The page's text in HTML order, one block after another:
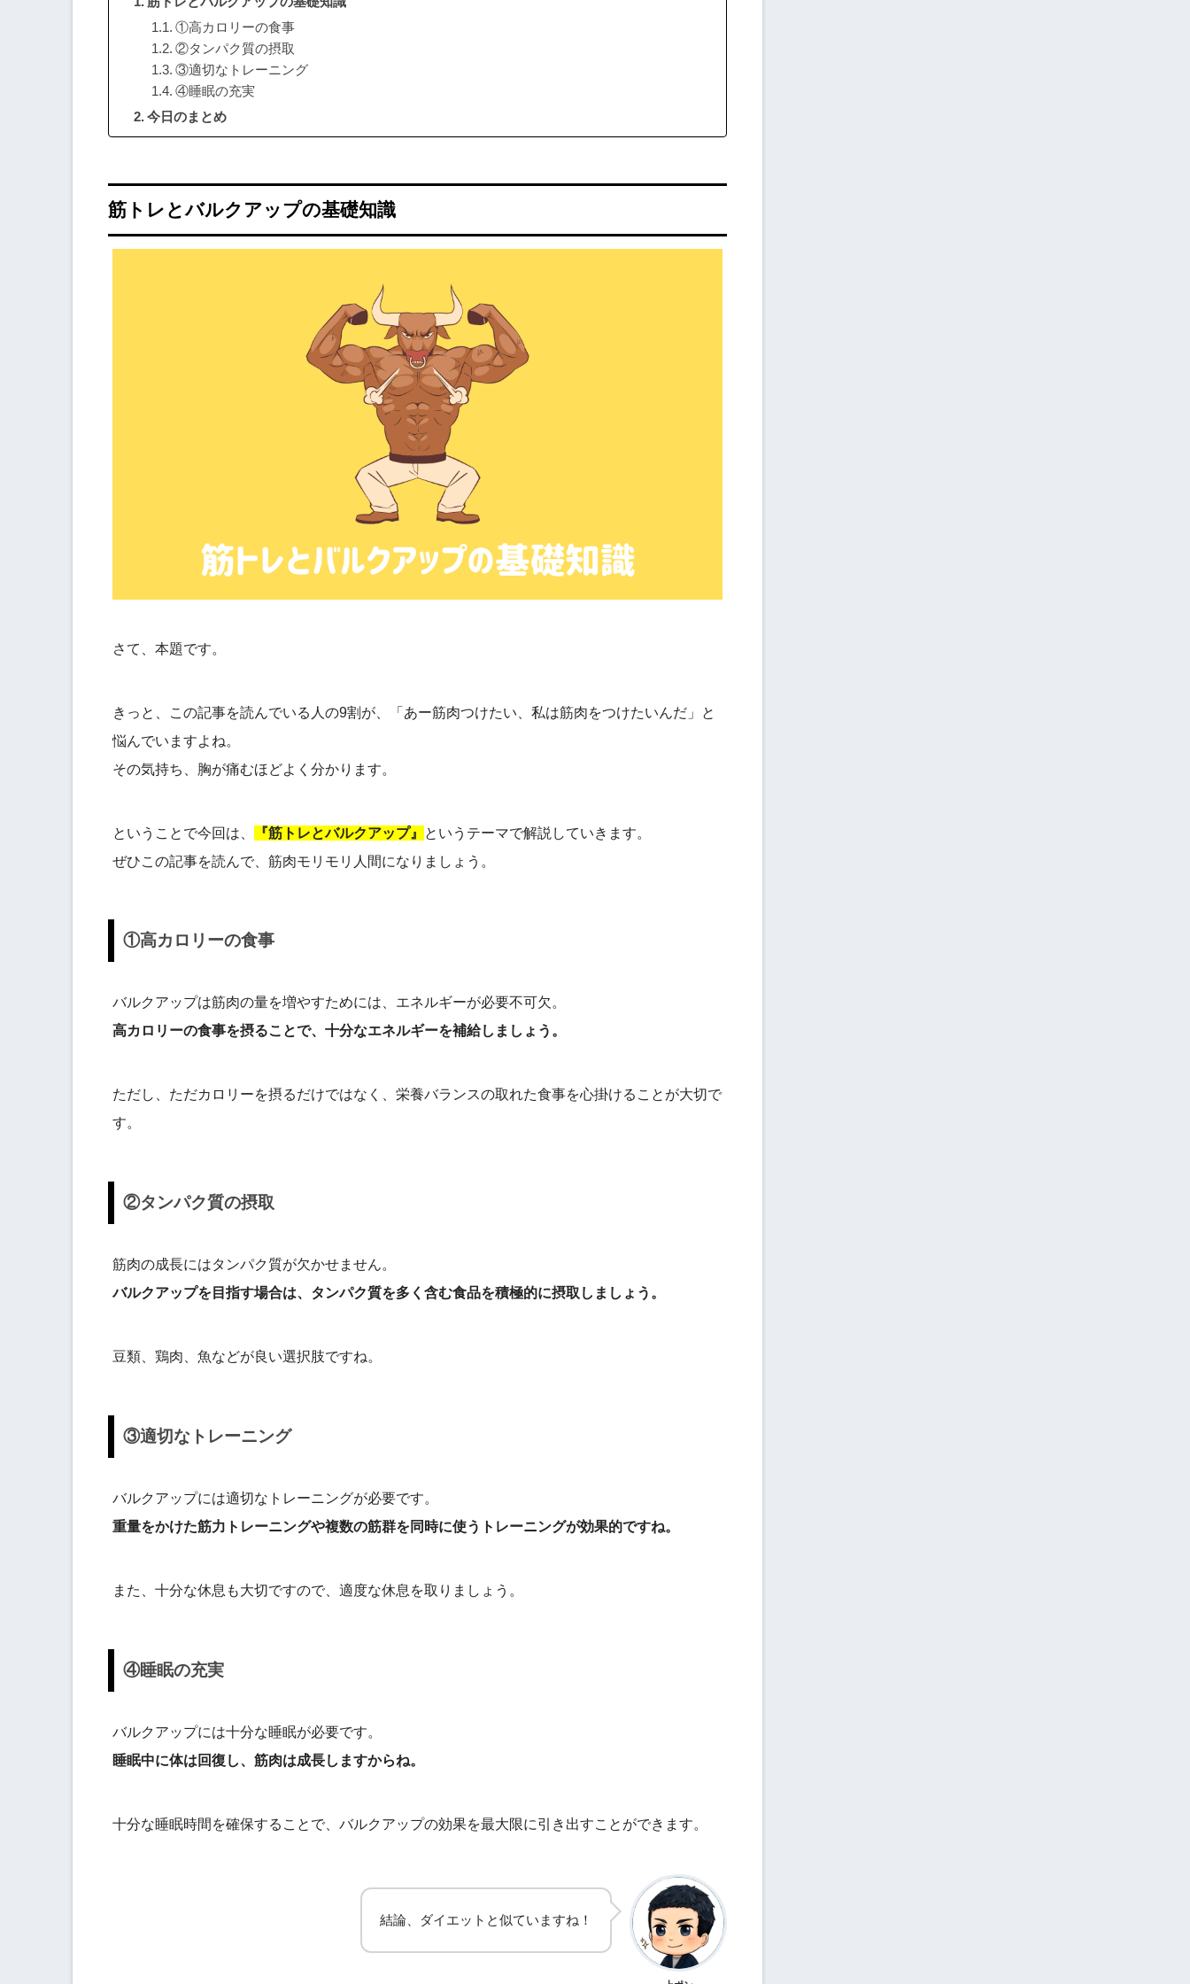
①高カロリーの食事
②タンパク質の摂取
③適切なトレーニング
④睡眠の充実
今日のまとめ
筋トレとバルクアップの基礎知識
さて、本題です。
きっと、この記事を読んでいる人の9割が、「あー筋肉つけたい、私は筋肉をつけたいんだ」と
悩んでいますよね。
その気持ち、胸が痛むほどよく分かります。
ということで今回は、 『筋トレとバルクアップ』
というテーマで解説していきます。
ぜひこの記事を読んで、筋肉モリモリ人間になりましょう。
①高カロリーの食事
バルクアップは筋肉の量を増やすためには、エネルギーが必要不可欠。
高カロリーの食事を摂ることで、十分なエネルギーを補給しましょう。
ただし、ただカロリーを摂るだけではなく、栄養バランスの取れた食事を心掛けることが大切で
す。
②タンパク質の摂取
筋肉の成長にはタンパク質が欠かせません。
バルクアップを目指す場合は、タンパク質を多く含む食品を積極的に摂取しましょう。
豆類、鶏肉、魚などが良い選択肢ですね。
③適切なトレーニング
バルクアップには適切なトレーニングが必要です。
重量をかけた筋力トレーニングや複数の筋群を同時に使うトレーニングが効果的ですね。
また、十分な休息も大切ですので、適度な休息を取りましょう。
④睡眠の充実
バルクアップには十分な睡眠が必要です。
睡眠中に体は回復し、筋肉は成長しますからね。
十分な睡眠時間を確保することで、バルクアップの効果を最大限に引き出すことができます。
結論、ダイエットと似ていますね！